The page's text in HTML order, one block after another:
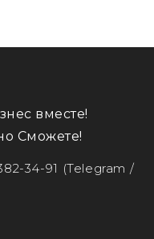
вместе!
Сможете!
34-91 (Telegram /